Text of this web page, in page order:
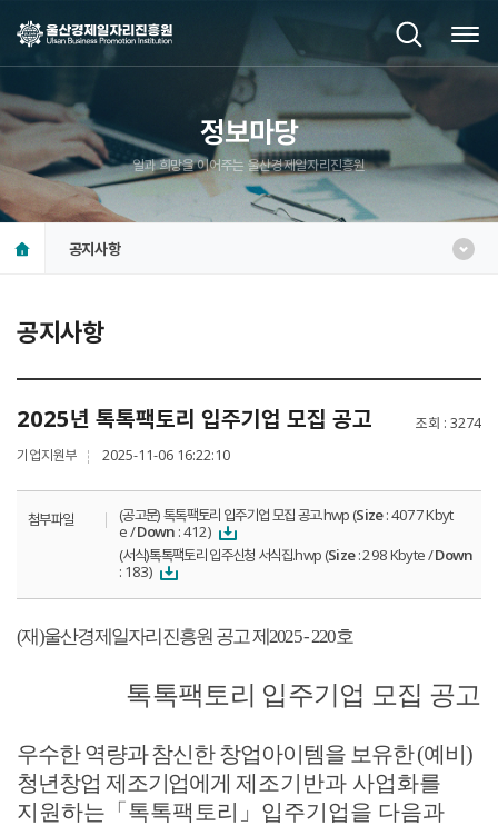
정보마당
일과 희망을 이어주는 울산경제일자리진흥원
공지사항
공지사항
2025년 톡톡팩토리 입주기업 모집 공고 조회 3274
기업지원부
2025-11-06 16:22:10
첨부파일 (공고문) 톡톡팩토리 입주기업 모집 공고.hwp (Size: 4077 Kbyt
e /Down : 412)
(서식)톡톡팩토리 입주신청 서식집.hwp (Size: 298 Kbyte /Down
: 183)
(재)울산경제일자리진흥원 공고 제2025 - 220호
톡톡팩토리 입주기업 모집 공고
우수한 역량과 참신한 창업아이템을 보유한(예비)
청년창업 제조기업에게 제조기반과 사업화를
지원하는 「톡톡팩토리 」 입주기업을 다음과